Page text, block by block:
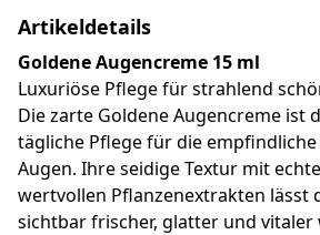
Artikeldetails
Goldene Augencreme 15 ml
Luxuriöse Pflege für strahlend
Die zarte Goldene Augencreme ist
tägliche Pflege für die
Augen. Ihre seidige Textur mit
wertvollen Pflanzenextrakten lässt
sichtbar frischer, glatter und vitaler